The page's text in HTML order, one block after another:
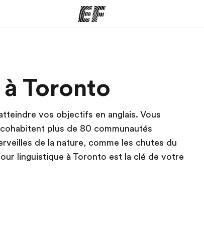
Trouver un bureau
Toronto
vos objectifs en anglais. Vous
plus de 80 communautés
de la nature, comme les chutes du
linguistique à Toronto est la clé de votre